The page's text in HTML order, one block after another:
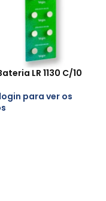
LR 1130 C/10
para ver os